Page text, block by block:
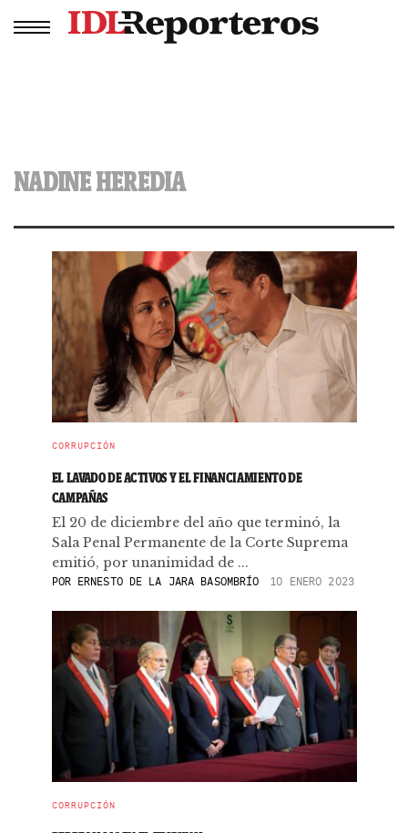
NADINE HEREDIA
CORRUPCIÓN
EL LAVADO DE ACTIVOS Y EL FINANCIAMIENTO DE
CAMPAÑAS
El 20 de diciembre del año que terminó, la
Sala Penal Permanente de la Corte Suprema
emitió, por unanimidad de ...
PORERNESTO DE LA JARA BASOMBRÍO 10 ENERO 2023
CORRUPCIÓN